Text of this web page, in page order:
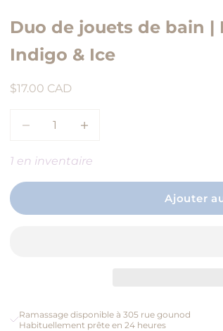
Duo de jouets de bain |
Indigo & Ice
Prix de vente
$17.00 CAD
Diminuer la quantité
1 en inventaire
Ajouter
Ramassage disponible à 305 rue gounod
Habituellement prête en 24 heures